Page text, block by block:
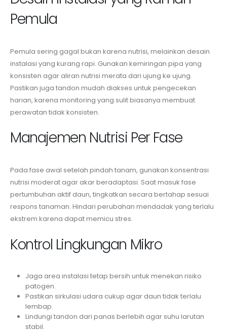
Pemula
Pemula sering gagal bukan karena nutrisi, melainkan desain
instalasi yang kurang rapi. Gunakan kemiringan pipa yang
konsisten agar aliran nutrisi merata dari ujung ke ujung.
Pastikan juga tandon mudah diakses untuk pengecekan
harian, karena monitoring yang sulit biasanya membuat
perawatan tidak konsisten.
Manajemen Nutrisi Per Fase
Pada fase awal setelah pindah tanam, gunakan konsentrasi
nutrisi moderat agar akar beradaptasi. Saat masuk fase
pertumbuhan aktif daun, tingkatkan secara bertahap sesuai
respons tanaman. Hindari perubahan mendadak yang terlalu
ekstrem karena dapat memicu stres.
Kontrol Lingkungan Mikro
Jaga area instalasi tetap bersih untuk menekan risiko
patogen.
Pastikan sirkulasi udara cukup agar daun tidak terlalu
lembap.
Lindungi tandon dari panas berlebih agar suhu larutan
stabil.